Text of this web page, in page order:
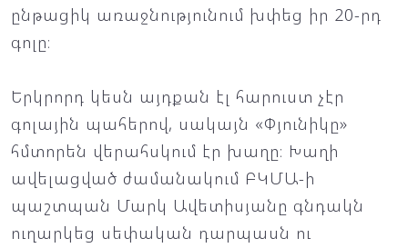
ընթացիկ առաջնությունում խփեց իր 20-րդ
գոլը։
Երկրորդ կեսն այդքան էլ հարուստ չէր
գոլային պահերով, սակայն «Փյունիկը»
հմտորեն վերահսկում էր խաղը։ Խաղի
ավելացված ժամանակում ԲԿՄԱ-ի
պաշտպան Մարկ Ավետիսյանը գնդակն
ուղարկեց սեփական դարպասն ու